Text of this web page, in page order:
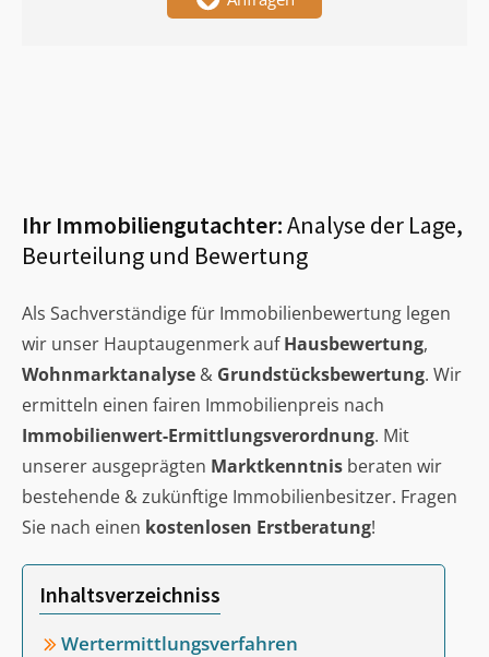
Ihr Immobiliengutachter:Analyse der Lage,
Beurteilung und Bewertung
Als Sachverständige für Immobilienbewertung legen
wir unser Hauptaugenmerk aufHausbewertung,
Wohnmarktanalyse & Grundstücksbewertung. Wir
ermitteln einen fairen Immobilienpreis nach
Immobilienwert-Ermittlungsverordnung. Mit
unserer ausgeprägten Marktkenntnis beraten wir
bestehende & zukünftige Immobilienbesitzer. Fragen
Sie nach einen kostenlosen Erstberatung!
Inhaltsverzeichniss
Wertermittlungsverfahren